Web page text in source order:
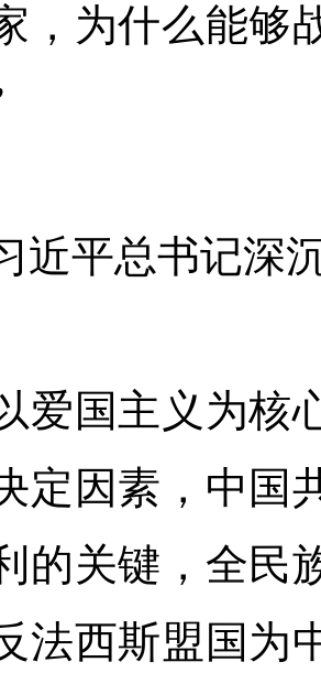
，为什么能够
平总书记深沉
国主义为核心
定因素，中国
的关键，全民
法西斯盟国为